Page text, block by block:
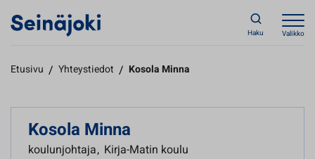
Haku Valikko
Etusivu / Yhteystiedot / Kosola Minna
Kosola Minna
koulunjohtaja, Kirja-Matin koulu